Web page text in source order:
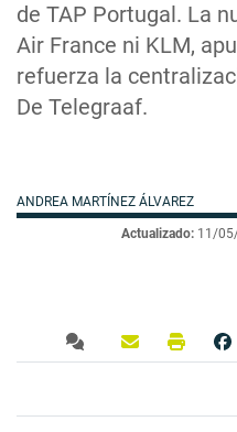
de TAP Portugal. La
Air France ni KLM,
refuerza la
De Telegraaf.
ANDREA MARTÍNEZ ÁLVAREZ
Actualizado: 11/